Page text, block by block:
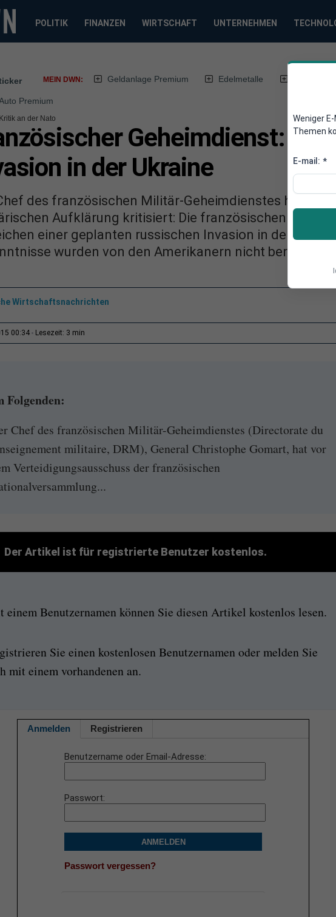
POLITIK FINANZEN WIRTSCHAFT UNTERNEHMEN
MEIN DWN: Geldanlage Premium Edelmetalle
Premium
an der Nato
Geheimdienst:
in der Ukraine
des französischen Militär-Geheimdienstes hat die
Aufklärung kritisiert: Die französischen Dienste
einer geplanten russischen Invasion in der
wurden von den Amerikanern nicht
Wirtschaftsnachrichten
00:34 Lesezeit: 3 min
Folgenden:
Chef des französischen Militär-Geheimdienstes (Directorate du
militaire, DRM), General Christophe Gomart, hat vor
Verteidigungsausschuss der französischen
Der Artikel ist für registrierte Benutzer kostenlos.
einem Benutzernamen können Sie diesen Artikel kostenlos lesen.
Sie einen kostenlosen Benutzernamen oder melden Sie
mit einem vorhandenen an.
Anmelden Registrieren
Benutzername oder Email-Adresse
Passwort
ANMELDEN
Passwort vergessen?
Weniger
Themen
E-mail: *